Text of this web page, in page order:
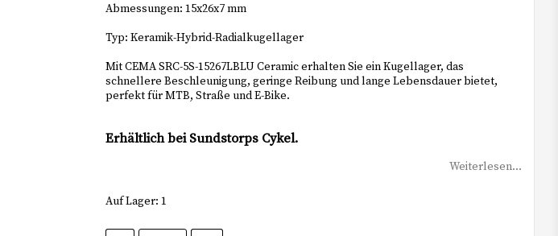
Abmessungen: 15x26x7 mm
Typ: Keramik-Hybrid-Radialkugellager
Mit CEMA SRC-5S-15267LBLU Ceramic erhalten Sie ein Kugellager, das
schnellere Beschleunigung, geringe Reibung und lange Lebensdauer bietet,
perfekt für MTB, Straße und E-Bike.
Erhältlich bei Sundstorps Cykel.
Weiterlesen...
Auf Lager: 1